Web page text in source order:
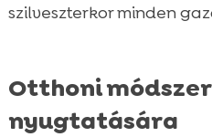
szilveszterkor minden
Otthoni
nyugtatására